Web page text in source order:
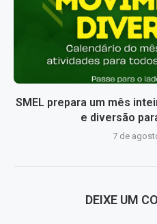
SMEL prepara um mês
e diversão
7 de
DEIXE UM